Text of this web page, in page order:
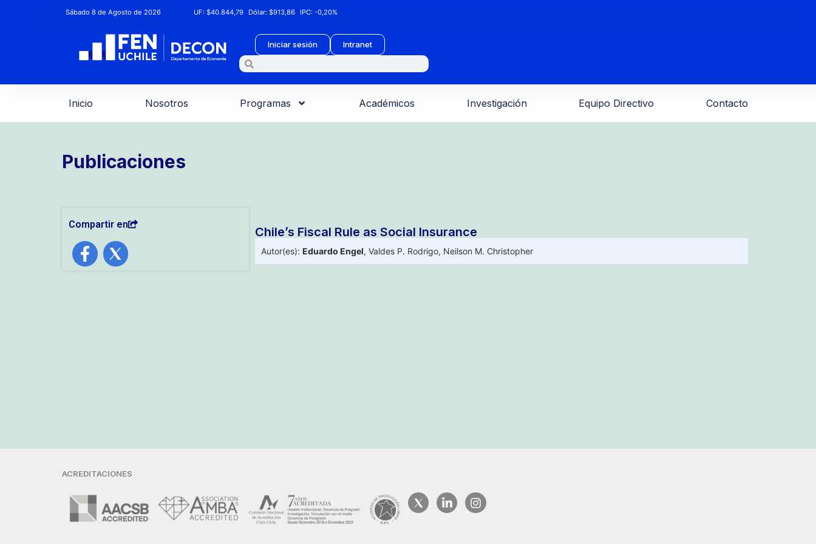
Sábado 8 de Agosto de 2026 UF:$40.844,79 Dólar:$913,86 IPC:-0,20%
Iniciar sesión Intranet
Inicio Nosotros Programas Académicos Investigación Equipo Directivo Contacto
Publicaciones
Compartir en
Chile’s Fiscal Rule as Social Insurance
Autor(es): Eduardo Engel, Valdes P. Rodrigo, Neilson M. Christopher
ACREDITACIONES